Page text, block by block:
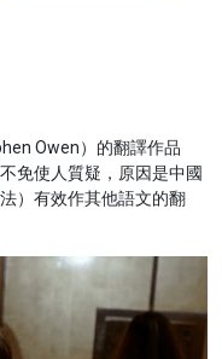
Owen）的翻譯作品
免使人質疑，原因是中國
）有效作其他語文的翻